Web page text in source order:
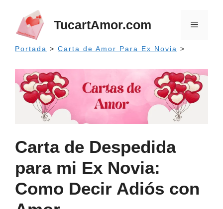
contenido
TucartAmor.com Menú
Portada > Carta de Amor Para Ex Novia >
Carta de Despedida
para mi Ex Novia:
Como Decir Adiós con